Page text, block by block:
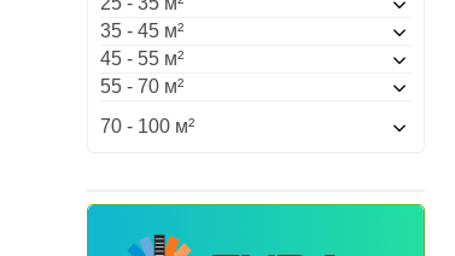
35 - 45 м²
45 - 55 м²
55 - 70 м²
70 - 100 м²